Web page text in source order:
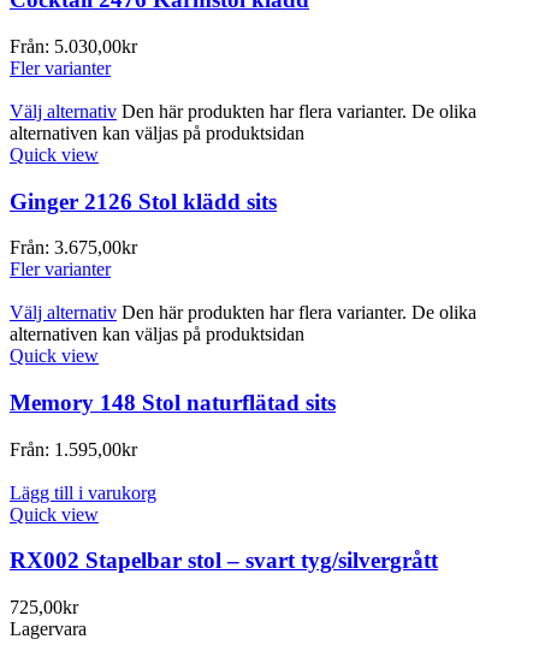
Från: 5.030,00kr
Fler varianter
Välj alternativ Den här produkten har flera varianter. De olika
alternativen kan väljas på produktsidan
Quick view
Ginger 2126 Stol klädd sits
Från: 3.675,00kr
Fler varianter
Välj alternativ Den här produkten har flera varianter. De olika
alternativen kan väljas på produktsidan
Quick view
Memory 148 Stol naturflätad sits
Från: 1.595,00kr
Lägg till i varukorg
Quick view
RX002 Stapelbar stol – svart tyg/silvergrått
725,00kr
Lagervara